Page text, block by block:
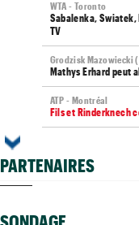
WTA - Toronto
Sabalenka,
TV
Grodzisk Mazowiecki
Mathys Erhard peut
ATP - Montréal
Fils et Rinderknech
dépêcherais..."
Chall'
PARTENAIRES
SONDAGE